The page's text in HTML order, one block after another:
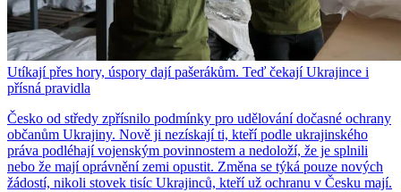
Utíkají přes hory, úspory dají pašerákům. Teď čekají Ukrajince i
přísná pravidla
Česko od středy zpřísnilo podmínky pro udělování dočasné ochrany
občanům Ukrajiny. Nově ji nezískají ti, kteří podle ukrajinského
práva podléhají vojenským povinnostem a nedoloží, že je splnili
nebo že mají oprávnění zemi opustit. Změna se týká pouze nových
žádostí, nikoli stovek tisíc Ukrajinců, kteří už ochranu v Česku mají.